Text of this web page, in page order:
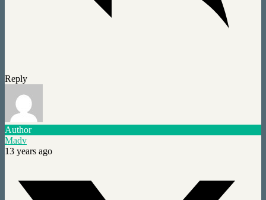
Reply
Author
Madv
13 years ago